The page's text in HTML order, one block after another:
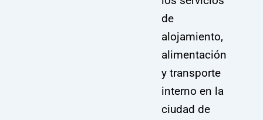
de
alojamiento,
alimentación
y transporte
interno en la
ciudad de